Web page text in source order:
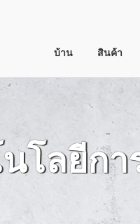
บ้าน สินค้า
นโลยีก